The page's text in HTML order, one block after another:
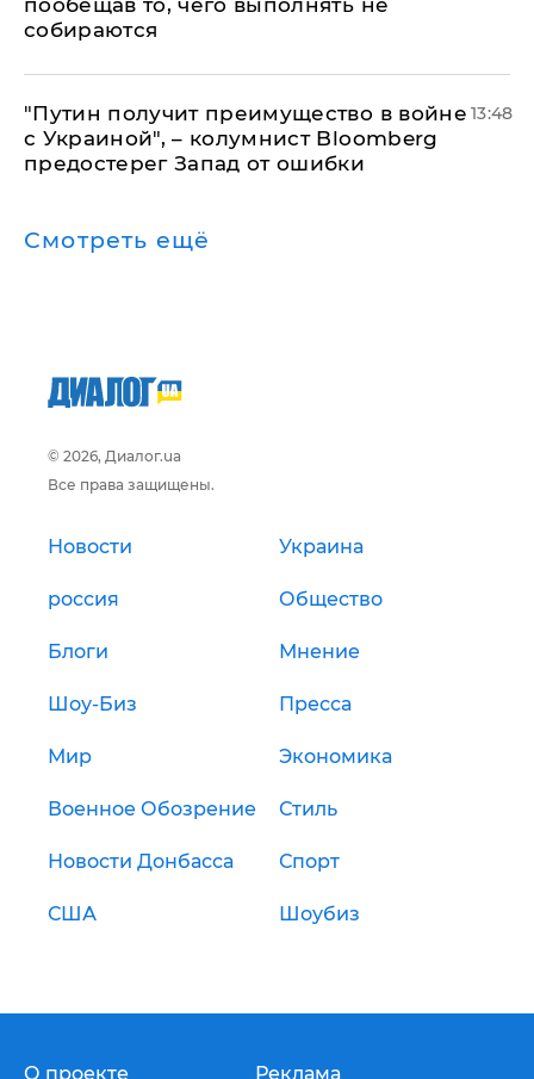
пообещав то, чего выполнять не
собираются
"Путин получит преимущество в войне
с Украиной", – колумнист Bloomberg
предостерег Запад от ошибки
13:48
Смотреть ещё
© 2026, Диалог.ua
Все права защищены.
Новости Украина
россия Общество
Блоги Мнение
Шоу-Биз Пресса
Мир Экономика
Военное Обозрение Стиль
Новости Донбасса Спорт
США Шоубиз
О проекте Реклама